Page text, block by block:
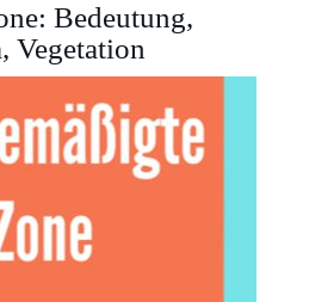
Bedeutung,
Vegetation